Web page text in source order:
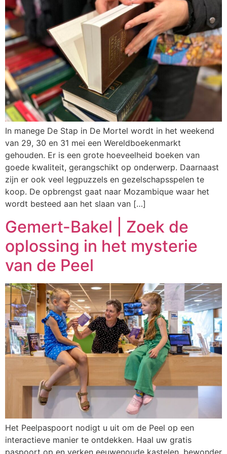
In manege De Stap in De Mortel wordt in het weekend
van 29, 30 en 31 mei een Wereldboekenmarkt
gehouden. Er is een grote hoeveelheid boeken van
goede kwaliteit, gerangschikt op onderwerp. Daarnaast
zijn er ook veel legpuzzels en gezelschapsspelen te
koop. De opbrengst gaat naar Mozambique waar het
wordt besteed aan het slaan van […]
Gemert-Bakel | Zoek de
oplossing in het mysterie
van de Peel
Het Peelpaspoort nodigt u uit om de Peel op een
interactieve manier te ontdekken. Haal uw gratis